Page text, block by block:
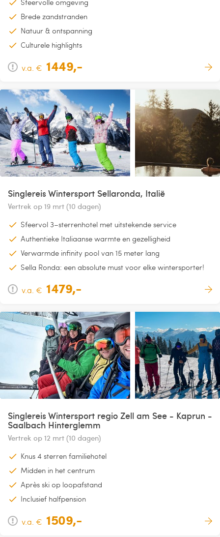
Brede zandstranden
Natuur & ontspanning
Culturele highlights
v.a. € 1449,-
Singlereis Wintersport Sellaronda, Italië
Vertrek op 19 mrt (10 dagen)
Sfeervol 3–sterrenhotel met uitstekende service
Authentieke Italiaanse warmte en gezelligheid
Verwarmde infinity pool van 15 meter lang
Sella Ronda: een absolute must voor elke wintersporter!
v.a. € 1479,-
Singlereis Wintersport regio Zell am See - Kaprun -
Saalbach Hinterglemm
Vertrek op 12 mrt (10 dagen)
Knus 4 sterren familiehotel
Midden in het centrum
Après ski op loopafstand
Inclusief halfpension
v.a. € 1509,-